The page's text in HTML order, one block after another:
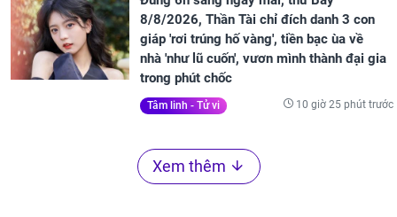
8/8/2026, Thần Tài chỉ đích danh 3 con
giáp 'rơi trúng hố vàng', tiền bạc ùa về
nhà 'như lũ cuốn', vươn mình thành đại gia
trong phút chốc
Tâm linh - Tử vi 10 giờ 25 phút trước
Xem thêm